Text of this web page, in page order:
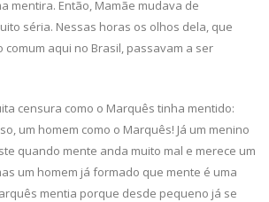
mentira. Então, Mamãe mudava de
séria. Nessas horas os olhos dela, que
comum aqui no Brasil, passavam a ser
censura como o Marquês tinha mentido:
um homem como o Marquês! Já um menino
quando mente anda muito mal e merece um
um homem já formado que mente é uma
mentia porque desde pequeno já se